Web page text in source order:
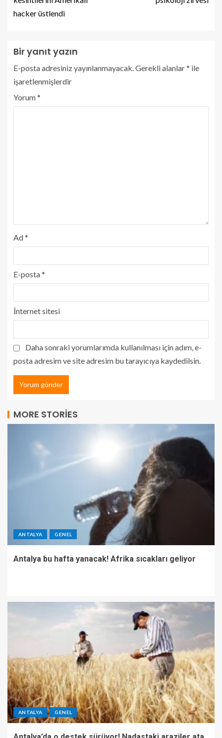
hacker üstlendi
Bir yanıt yazın
E-posta adresiniz yayınlanmayacak.Gerekli alanlar* ile
işaretlenmişlerdir
Yorum*
Ad*
E-posta*
İnternet sitesi
Daha sonraki yorumlarımda kullanılması için adım, e-
posta adresim ve site adresim bu tarayıcıya kaydedilsin.
MORE STORIES
ANTALYA GENEL
Antalya bu hafta yanacak! Afrika sıcakları geliyor
ANTALYA GENEL